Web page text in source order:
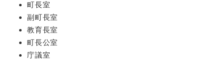
町長室
副町長室
教育長室
町長公室
庁議室